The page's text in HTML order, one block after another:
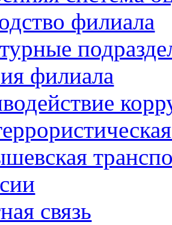
филиала
филиала
связь